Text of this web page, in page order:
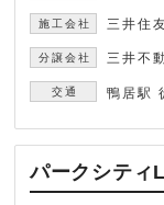
三井住
三井不
鴨居駅
パークシティ